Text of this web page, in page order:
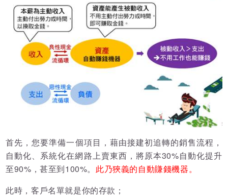
首先，您要準備一個項目，藉由接建初追轉的銷售流程，
自動化、系統化在網路上賣東西，將原本30%自動化提升
至90%，甚至到100%。 此乃狹義的自動賺錢機器。
此時，客戶名單就是你的存款；